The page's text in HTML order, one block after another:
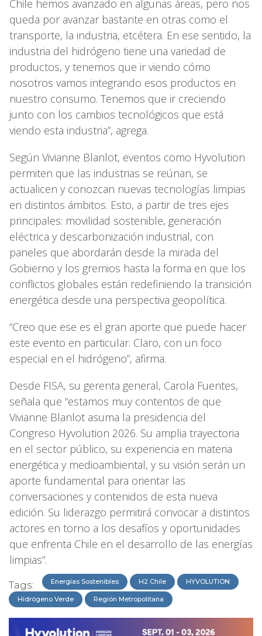
Chile hemos avanzado en algunas áreas, pero nos
queda por avanzar bastante en otras como el
transporte, la industria, etcétera. En ese sentido, la
industria del hidrógeno tiene una variedad de
productos, y tenemos que ir viendo cómo
nosotros vamos integrando esos productos en
nuestro consumo. Tenemos que ir creciendo
junto con los cambios tecnológicos que está
viendo esta industria”, agrega.
Según Vivianne Blanlot, eventos como Hyvolution
permiten que las industrias se reúnan, se
actualicen y conozcan nuevas tecnologías limpias
en distintos ámbitos. Esto, a partir de tres ejes
principales: movilidad sostenible, generación
eléctrica y descarbonización industrial, con
paneles que abordarán desde la mirada del
Gobierno y los gremios hasta la forma en que los
conflictos globales están redefiniendo la transición
energética desde una perspectiva geopolítica.
“Creo que ese es el gran aporte que puede hacer
este evento en particular. Claro, con un foco
especial en el hidrógeno”, afirma.
Desde FISA, su gerenta general, Carola Fuentes,
señala que “estamos muy contentos de que
Vivianne Blanlot asuma la presidencia del
Congreso Hyvolution 2026. Su amplia trayectoria
en el sector público, su experiencia en materia
energética y medioambiental, y su visión serán un
aporte fundamental para orientar las
conversaciones y contenidos de esta nueva
edición. Su liderazgo permitirá convocar a distintos
actores en torno a los desafíos y oportunidades
que enfrenta Chile en el desarrollo de las energías
limpias”.
Tags: Energías Sostenibles H2 Chile HYVOLUTION
Hidrógeno Verde Región Metropolitana